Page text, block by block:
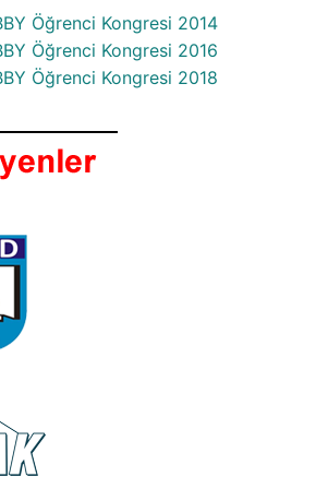
Öğrenci Kongresi 2014
Öğrenci Kongresi 2016
Öğrenci Kongresi 2018